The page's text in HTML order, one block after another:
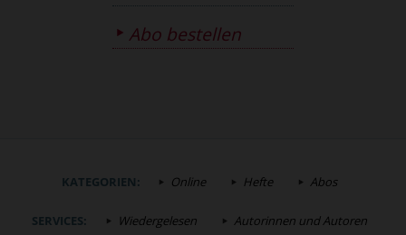
Abo bestellen
KATEGORIEN: Online Hefte Abos
SERVICES: Wiedergelesen
Autorinnen und Autoren